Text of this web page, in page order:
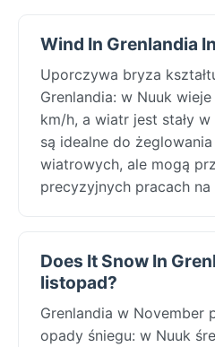
Wind In Grenlandia
Uporczywa bryza
Grenlandia: w Nuuk
km/h, a wiatr jest stały w
są idealne do
wiatrowych, ale mogą
precyzyjnych pracach na
Does It Snow In
listopad?
Grenlandia w November
opady śniegu: w Nuuk